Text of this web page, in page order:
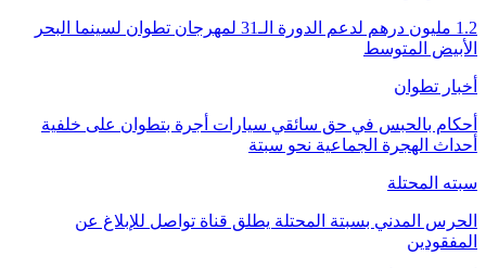
1.2 مليون درهم لدعم الدورة الـ31 لمهرجان تطوان لسينما البحر
الأبيض المتوسط
أخبار تطوان
أحكام بالحبس في حق سائقي سيارات أجرة بتطوان على خلفية
أحداث الهجرة الجماعية نحو سبتة
سبته المحتلة
الحرس المدني بسبتة المحتلة يطلق قناة تواصل للإبلاغ عن
المفقودين